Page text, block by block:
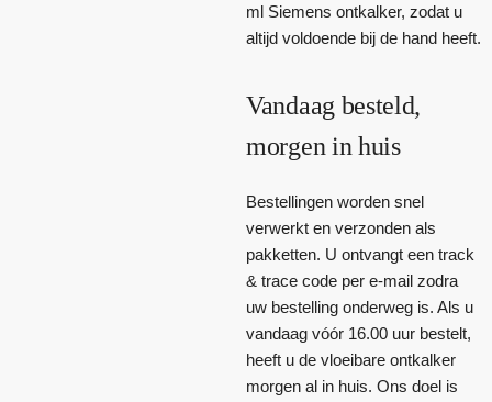
ml Siemens ontkalker, zodat u
altijd voldoende bij de hand heeft.
Vandaag besteld,
morgen in huis
Bestellingen worden snel
verwerkt en verzonden als
pakketten. U ontvangt een track
& trace code per e-mail zodra
uw bestelling onderweg is. Als u
vandaag vóór 16.00 uur bestelt,
heeft u de vloeibare ontkalker
morgen al in huis. Ons doel is